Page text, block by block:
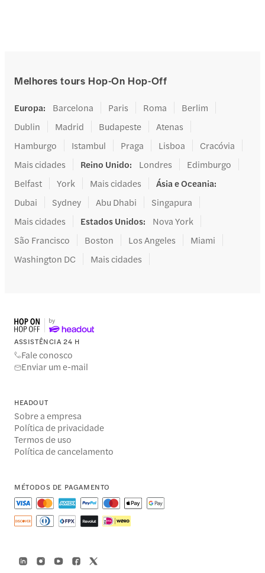
Melhores tours Hop-On Hop-Off
Europa: Barcelona Paris Roma
Berlim
Dublin
Madrid Budapeste
Atenas
Hamburgo
Istambul Praga Lisboa
Cracóvia
Mais cidades
Reino Unido: Londres
Edimburgo
Belfast
York Mais cidades Ásia e Oceania:
Dubai
Sydney Abu Dhabi
Singapura
Mais cidades
Estados Unidos:
Nova York
São Francisco
Boston Los Angeles
Miami
Washington DC
Mais cidades
ASSISTÊNCIA 24 H
Fale conosco
Enviar um e-mail
HEADOUT
Sobre a empresa
Política de privacidade
Termos de uso
Política de cancelamento
MÉTODOS DE PAGAMENTO